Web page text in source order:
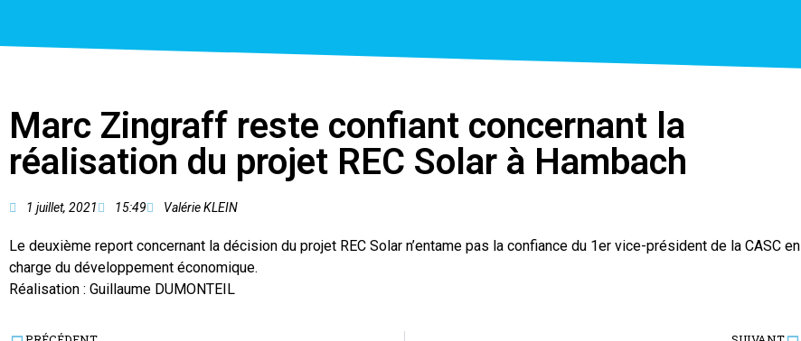
Marc Zingraff reste confiant concernant la
réalisation du projet REC Solar à Hambach
1 juillet, 2021 15:49 Valérie KLEIN
Le deuxième report concernant la décision du projet REC Solar n’entame pas la confiance du 1er vice-président de la CASC en
charge du développement économique.
Réalisation : Guillaume DUMONTEIL